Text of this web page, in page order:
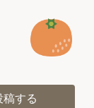
アイコン4
稿する